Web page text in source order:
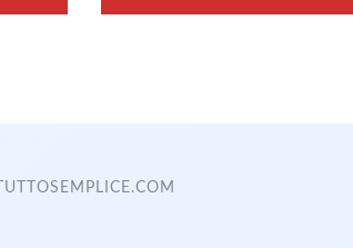
TUTTOSEMPLICE.COM